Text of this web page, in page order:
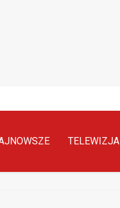
TELEWIZJA